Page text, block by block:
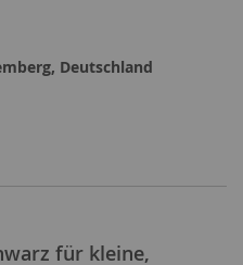
Deutschland
für kleine,